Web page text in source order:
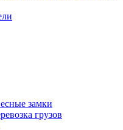
замки
грузов